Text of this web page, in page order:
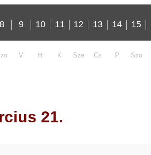
8 9 10 11 12 13 14 15
V H K Sze Cs P Szo
21.